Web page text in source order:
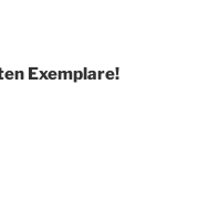
Exemplare!